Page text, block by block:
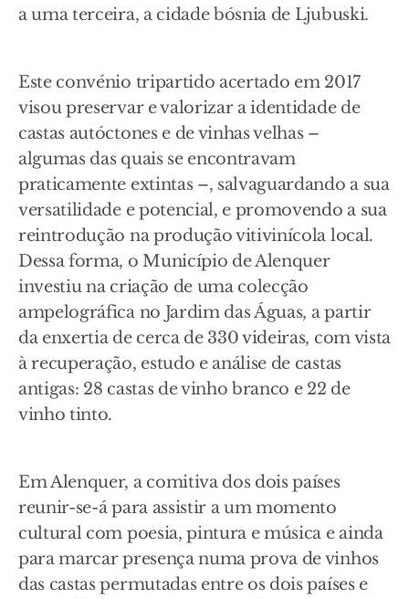
a uma terceira, a cidade bósnia de Ljubuski.
Este convénio tripartido acertado em 2017
visou preservar e valorizar a identidade de
castas autóctones e de vinhas velhas –
algumas das quais se encontravam
praticamente extintas –, salvaguardando a sua
versatilidade e potencial, e promovendo a sua
reintrodução na produção vitivinícola local.
Dessa forma, o Município de Alenquer
investiu na criação de uma colecção
ampelográfica no Jardim das Águas, a partir
da enxertia de cerca de 330 videiras, com vista
à recuperação, estudo e análise de castas
antigas: 28 castas de vinho branco e 22 de
vinho tinto.
Em Alenquer, a comitiva dos dois países
reunir-se-á para assistir a um momento
cultural com poesia, pintura e música e ainda
para marcar presença numa prova de vinhos
das castas permutadas entre os dois países e